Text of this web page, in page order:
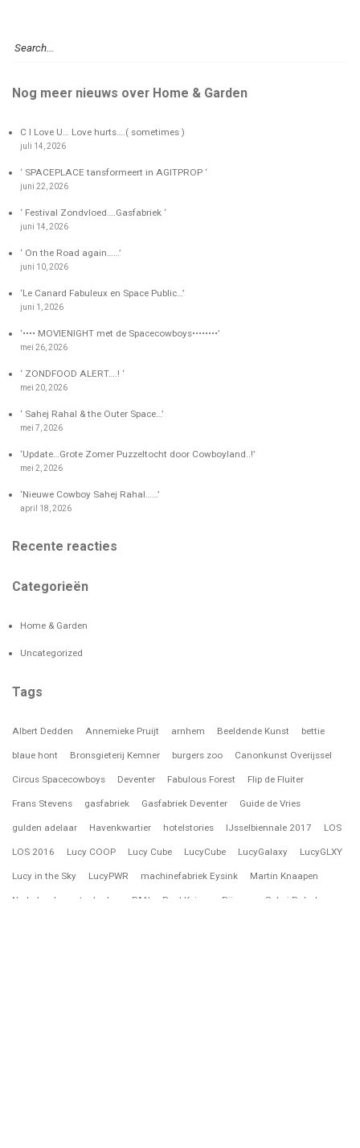
Nog meer nieuws over Home & Garden
C I Love U… Love hurts….( sometimes )
juli 14, 2026
‘ SPACEPLACE tansformeert in AGITPROP ‘
juni 22, 2026
‘ Festival Zondvloed….Gasfabriek ‘
juni 14, 2026
‘ On the Road again……’
juni 10, 2026
‘Le Canard Fabuleux en Space Public…’
juni 1, 2026
‘•••• MOVIENIGHT met de Spacecowboys••••••••’
mei 26, 2026
‘ ZONDFOOD ALERT….! ‘
mei 20, 2026
‘ Sahej Rahal & the Outer Space…’
mei 7, 2026
‘Update…Grote Zomer Puzzeltocht door Cowboyland..!’
mei 2, 2026
‘Nieuwe Cowboy Sahej Rahal……’
april 18, 2026
Recente reacties
Categorieën
Home & Garden
Uncategorized
Tags
Albert Dedden Annemieke Pruijt arnhem Beeldende Kunst bettie
blaue hont Bronsgieterij Kemner burgers zoo Canonkunst Overijssel
Circus Spacecowboys Deventer Fabulous Forest Flip de Fluiter
Frans Stevens gasfabriek Gasfabriek Deventer Guide de Vries
gulden adelaar Havenkwartier hotelstories IJsselbiennale 2017 LOS
LOS 2016 Lucy COOP Lucy Cube LucyCube LucyGalaxy LucyGLXY
Lucy in the Sky LucyPWR machinefabriek Eysink Martin Knaapen
Nederland notenkraker PAN Paul Keizer Rijssen Sahej Rahal